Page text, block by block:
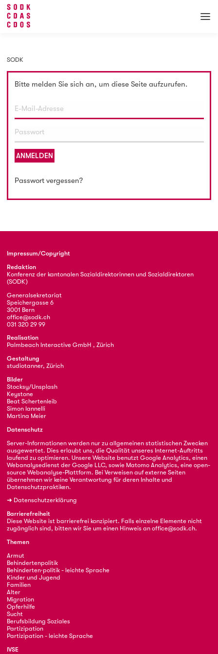
SODK
Bitte melden Sie sich an, um diese Seite aufzurufen.
ANMELDEN
Passwort vergessen?
Impressum/Copyright
Redaktion
Konferenz der kantonalen Sozialdirektorinnen und Sozialdirektoren
(SODK)
Generalsekretariat
Speichergasse 6
3001 Bern
office@sodk.ch
031 320 29 99
Realisation
Palmbeach Interactive GmbH , Zürich
Gestaltung
studiotanner, Zürich
Bilder
Stocksy/Unsplash
Keystone
Beat Schertenleib
Simon Iannelli
Martina Meier
Datenschutz
Server-Informationen werden nur zu allgemeinen statistischen Zwecken
ausgewertet. Dies erlaubt uns, die Qualität unseres Internet-Auftritts
laufend zu optimieren. Unsere Website benutzt Google Analytics, einen
Webanalysedienst der Google LLC, sowie Matomo Analytics, eine open-
source Webanalyse-Plattform. Bei Verweisen auf externe Seiten
übernehmen wir keine Verantwortung für deren Inhalte und
Datenschutzpraktiken.
➜ Datenschutzerklärung
Barrierefreiheit
Diese Website ist barrierefrei konzipiert. Falls einzelne Elemente nicht
zugänglich sind, bitten wir Sie um einen Hinweis an office@sodk.ch.
Themen
Armut
Behindertenpolitik
Behinderten·politik - leichte Sprache
Kinder und Jugend
Familien
Alter
Migration
Opferhilfe
Sucht
Berufsbildung Soziales
Partizipation
Partizipation - leichte Sprache
IVSE